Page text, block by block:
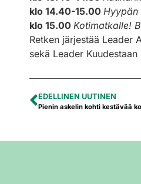
klo 14.40-15.00
klo 15.00 Kotimatkalle!
Retken järjestää Leader
sekä Leader
EDELLINEN UUTINEN
Pienin askelin kohti kestävää